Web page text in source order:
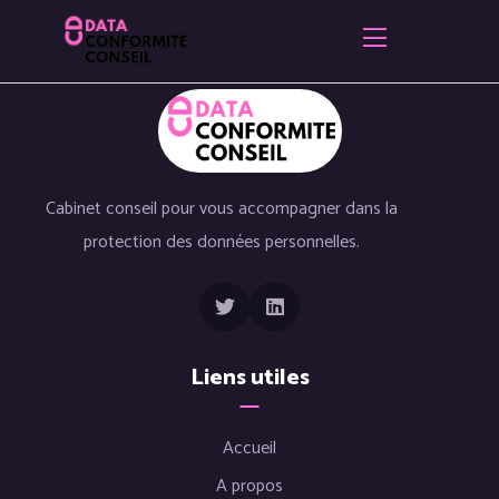
Cabinet conseil pour vous accompagner dans la
protection des données personnelles.
Liens utiles
Accueil
A propos